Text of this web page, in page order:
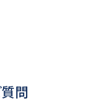
問